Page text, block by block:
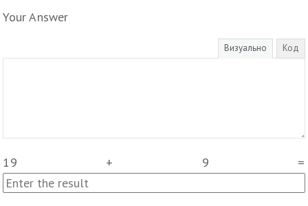
Your Answer
Визуально Код
19 + 9 =